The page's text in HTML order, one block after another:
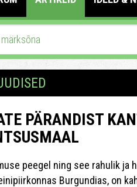
PÄRANDIST
peegel ning see rahulik ja
Burgundias, on